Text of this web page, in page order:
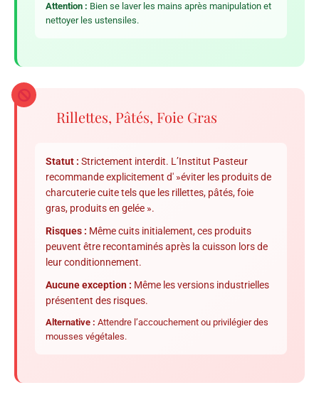
Attention : Bien se laver les mains après manipulation et
nettoyer les ustensiles.
Rillettes, Pâtés, Foie Gras
Statut : Strictement interdit. L’Institut Pasteur
recommande explicitement d' »éviter les produits de
charcuterie cuite tels que les rillettes, pâtés, foie
gras, produits en gelée ».
Risques : Même cuits initialement, ces produits
peuvent être recontaminés après la cuisson lors de
leur conditionnement.
Aucune exception : Même les versions industrielles
présentent des risques.
Alternative : Attendre l’accouchement ou privilégier des
mousses végétales.